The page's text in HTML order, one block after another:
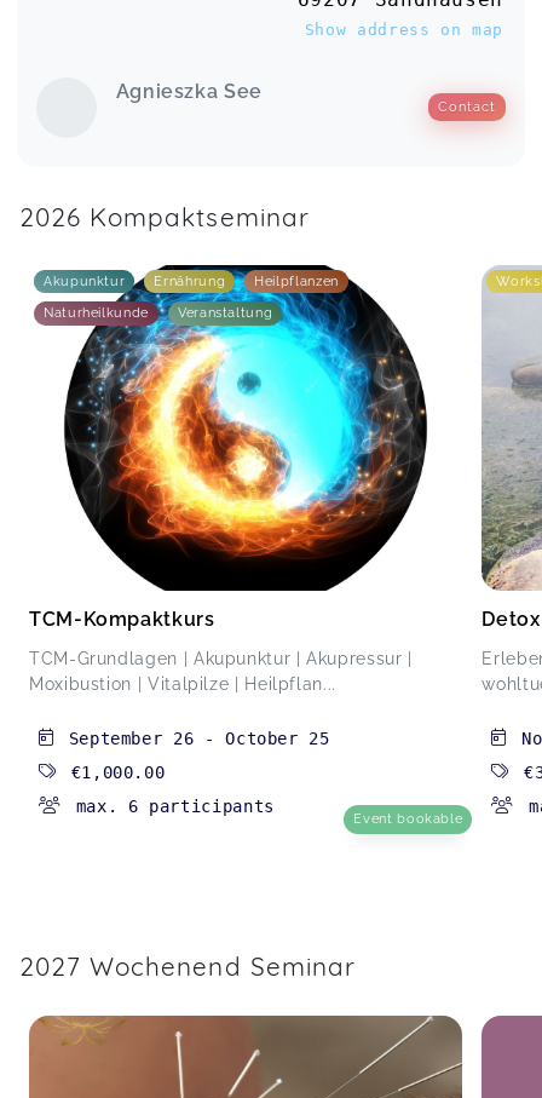
Show address on map
Agnieszka See
Contact
2026 Kompaktseminar
Akupunktur Ernährung Heilpflanzen
Naturheilkunde Veranstaltung
TCM-Kompaktkurs
TCM-Grundlagen | Akupunktur | Akupressur |
Moxibustion | Vitalpilze | Heilpflan...
September 26 -October 25
€1,000.00
max. 6 participants
Event bookable
2027 Wochenend Seminar